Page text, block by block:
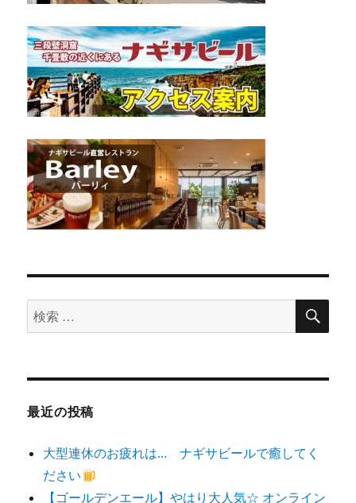
検
索
象:
検
最近の投稿
大型連休のお疲れは… ナギサビールで癒してく
ださい
【ゴールデンエール】やはり大人気☆ オンライン